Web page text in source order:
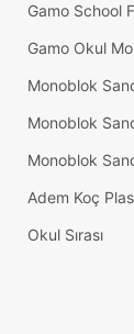
Gamo School
Gamo Okul
Monoblok
Monoblok
Monoblok
Adem Koç
Okul Sırası